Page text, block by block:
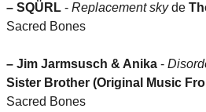
– SQÜRL - Replacement skyde
Sacred Bones
– Jim Jarmsusch & Anika -
Sister Brother (Original Music
Sacred Bones